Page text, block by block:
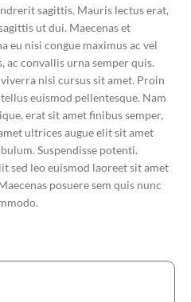
sagittis. Mauris lectus erat,
ut dui. Maecenas et
eu nisi congue maximus ac vel
ac convallis urna semper quis.
nisi cursus sit amet. Proin
euismod pellentesque. Nam
erat sit amet finibus semper,
ultrices augue elit sit amet
Suspendisse potenti.
sed leo euismod laoreet sit amet
posuere sem quis nunc